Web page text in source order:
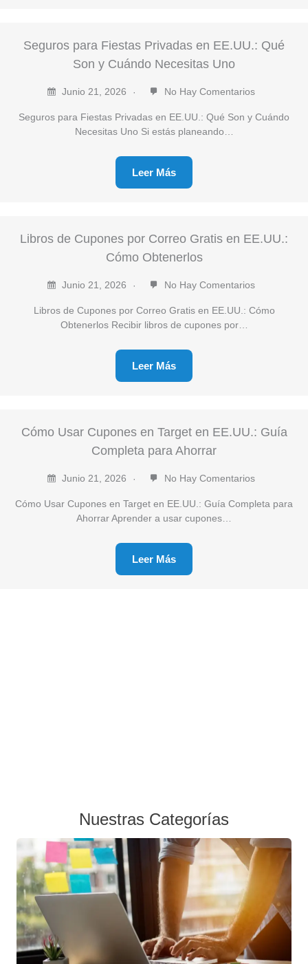
Seguros para Fiestas Privadas en EE.UU.: Qué
Son y Cuándo Necesitas Uno
Junio 21, 2026 No Hay Comentarios
Seguros para Fiestas Privadas en EE.UU.: Qué Son y Cuándo
Necesitas Uno Si estás planeando…
Leer Más
Libros de Cupones por Correo Gratis en EE.UU.:
Cómo Obtenerlos
Junio 21, 2026 No Hay Comentarios
Libros de Cupones por Correo Gratis en EE.UU.: Cómo
Obtenerlos Recibir libros de cupones por…
Leer Más
Cómo Usar Cupones en Target en EE.UU.: Guía
Completa para Ahorrar
Junio 21, 2026 No Hay Comentarios
Cómo Usar Cupones en Target en EE.UU.: Guía Completa para
Ahorrar Aprender a usar cupones…
Leer Más
Nuestras Categorías